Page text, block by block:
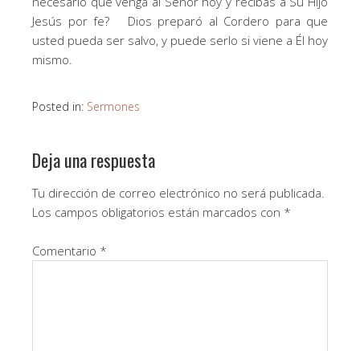
Jesús por fe? Dios preparó al Cordero para que
usted pueda ser salvo, y puede serlo si viene a Él hoy
mismo.
Posted in: Sermones
Deja una respuesta
Tu dirección de correo electrónico no será publicada.
Los campos obligatorios están marcados con *
Comentario *